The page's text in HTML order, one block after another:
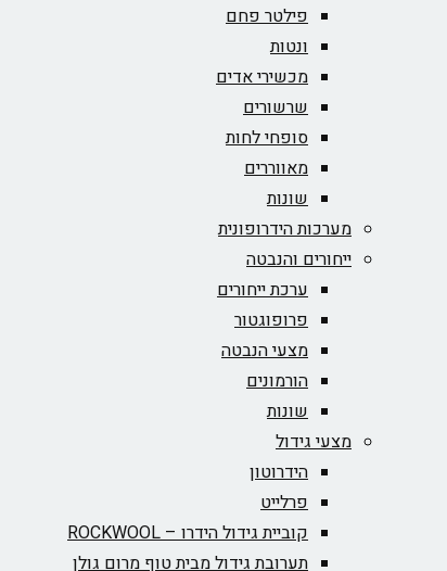
פילטר פחם
ונטות
מכשירי אדים
שרשורים
סופחי לחות
מאווררים
שונות
מערכות הידרופונית
ייחורים והנבטה
ערכת ייחורים
פרופוגטור
מצעי הנבטה
הורמונים
שונות
מצעי גידול
הידרוטון
פרלייט
קוביית גידול הידרו – ROCKWOOL‏
תערובת גידול מבית טוף מרום גולן